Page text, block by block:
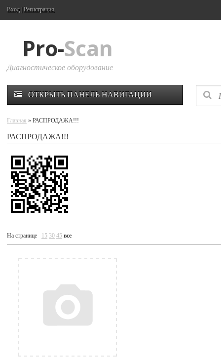
Вход Регистрация
Pro-Scan
Диагностическое оборудование
ОТКРЫТЬ ПАНЕЛЬ НАВИГАЦИИ
Главная » РАСПРОДАЖА!!!
РАСПРОДАЖА!!!
На странице 15 30 45 все